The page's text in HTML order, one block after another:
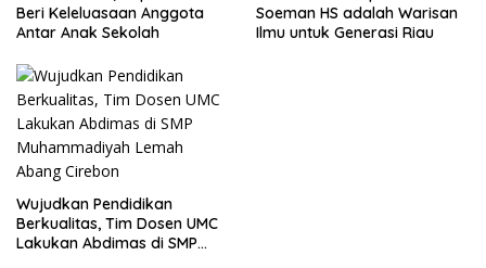
Beri Keleluasaan Anggota
Antar Anak Sekolah
Soeman HS adalah Warisan
Ilmu untuk Generasi Riau
Wujudkan Pendidikan
Berkualitas, Tim Dosen UMC
Lakukan Abdimas di SMP